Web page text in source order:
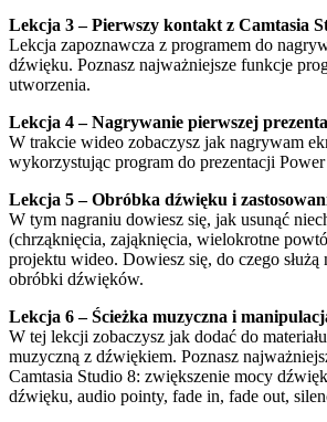
Lekcja 3 – Pierwszy kontakt z Camtasia
Lekcja zapoznawcza z programem do
dźwięku. Poznasz najważniejsze funkcje
utworzenia.
Lekcja 4 – Nagrywanie pierwszej
W trakcie wideo zobaczysz jak nagrywam
wykorzystując program do prezentacji
Lekcja 5 – Obróbka dźwięku i
W tym nagraniu dowiesz się, jak usunąć
(chrząknięcia, zająknięcia, wielokrotne
projektu wideo. Dowiesz się, do czego służą
obróbki dźwięków.
Lekcja 6 – Ścieżka muzyczna i
W tej lekcji zobaczysz jak dodać do
muzyczną z dźwiękiem. Poznasz
Camtasia Studio 8: zwiększenie mocy
dźwięku, audio pointy, fade in, fade out,